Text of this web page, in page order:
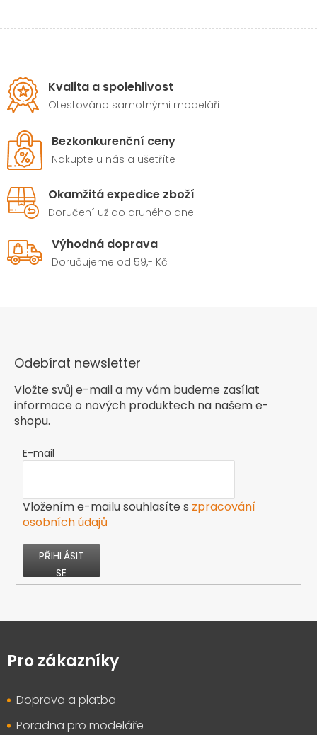
Kvalita a spolehlivost
Otestováno samotnými modeláři
Bezkonkurenční ceny
Nakupte u nás a ušetříte
Okamžitá expedice zboží
Doručení už do druhého dne
Výhodná doprava
Doručujeme od 59,- Kč
Odebírat newsletter
Vložte svůj e-mail a my vám budeme zasílat
informace o nových produktech na našem e-
shopu.
E-mail
Vložením e-mailu souhlasíte s zpracování
osobních údajů
PŘIHLÁSIT
SE
pPro zákazníky
Doprava a platba
Poradna pro modeláře